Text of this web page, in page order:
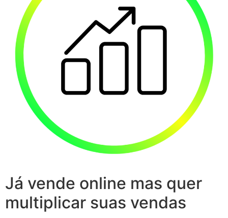
Já vende online mas quer
multiplicar suas vendas